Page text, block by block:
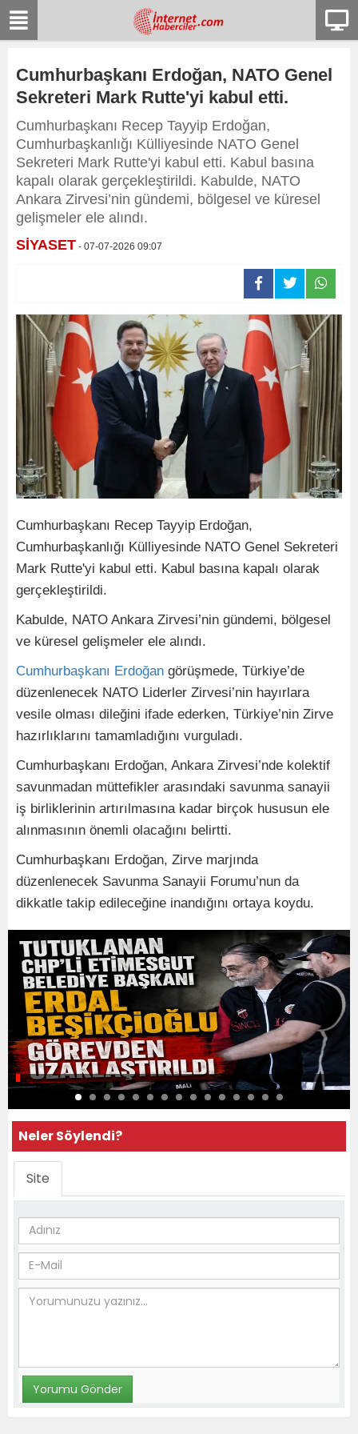
Cumhurbaşkanı Erdoğan, NATO Genel
Sekreteri Mark Rutte'yi kabul etti.
Cumhurbaşkanı Recep Tayyip Erdoğan,
Cumhurbaşkanlığı Külliyesinde NATO Genel
Sekreteri Mark Rutte'yi kabul etti. Kabul basına
kapalı olarak gerçekleştirildi. Kabulde, NATO
Ankara Zirvesi’nin gündemi, bölgesel ve küresel
gelişmeler ele alındı.
SİYASET - 07-07-2026 09:07
Cumhurbaşkanı Recep Tayyip Erdoğan,
Cumhurbaşkanlığı Külliyesinde NATO Genel Sekreteri
Mark Rutte'yi kabul etti. Kabul basına kapalı olarak
gerçekleştirildi.
Kabulde, NATO Ankara Zirvesi’nin gündemi, bölgesel
ve küresel gelişmeler ele alındı.
Cumhurbaşkanı Erdoğan görüşmede, Türkiye’de
düzenlenecek NATO Liderler Zirvesi’nin hayırlara
vesile olması dileğini ifade ederken, Türkiye’nin Zirve
hazırlıklarını tamamladığını vurguladı.
Cumhurbaşkanı Erdoğan, Ankara Zirvesi’nde kolektif
savunmadan müttefikler arasındaki savunma sanayii
iş birliklerinin artırılmasına kadar birçok hususun ele
alınmasının önemli olacağını belirtti.
Cumhurbaşkanı Erdoğan, Zirve marjında
düzenlenecek Savunma Sanayii Forumu’nun da
dikkatle takip edileceğine inandığını ortaya koydu.
Neler Söylendi?
Site